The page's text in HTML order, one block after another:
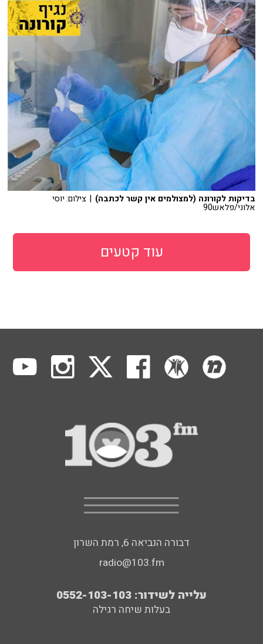
בדיקות לקורונה (למצולמים אין קשר לכתבה) | צילום: יוסי
אלוני/פלאש90
עוד קטעים
דבורה הנביאה 6, רמת השרון
radio@103.fm
עלייה לשידור: 0552-103-103
בעלות שיחה רגילה